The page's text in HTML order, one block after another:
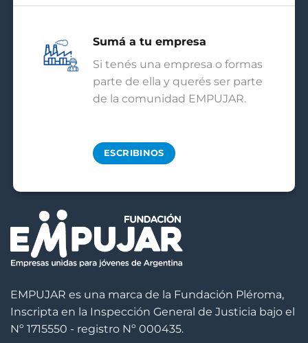
Sumá a tu empresa
Si tenés una empresa o formas
parte de ella y querés ser parte
de la comunidad EMPUJAR.
ESCRIBINOS
EMPUJAR es una marca de la Fundación Pléroma,
Inscripta en la Inspección General de Justicia bajo el
Nº 1715550 - registro Nº 000435.